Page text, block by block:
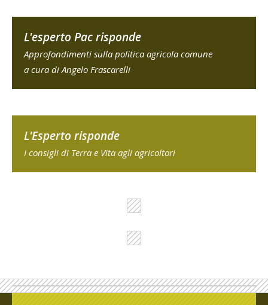
L'esperto Pac risponde
Approfondimenti sulla politica agricola comune
a cura di Angelo Frascarelli
L'Esperto risponde
I consigli di Terra e Vita agli agricoltori